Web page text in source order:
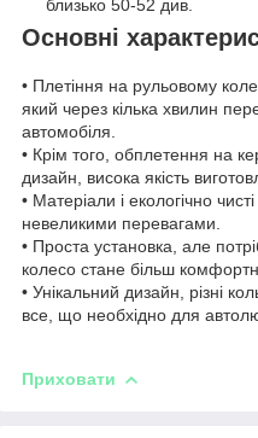
близько 50-52 див.
Основні
• Плетіння на рульовому
який через кілька хвилин
автомобіля.
• Крім того, обплетення на
дизайн, висока якість
• Матеріали і екологічно
невеликими перевагами.
• Проста установка, але
колесо стане більш
• Унікальний дизайн, різні
все, що необхідно для
Приховати